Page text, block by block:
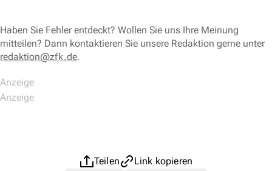
Haben Sie Fehler entdeckt? Wollen Sie uns Ihre Meinung
mitteilen? Dann kontaktieren Sie unsere Redaktion gerne unter
redaktion@zfk.de.
Teilen
Link kopieren